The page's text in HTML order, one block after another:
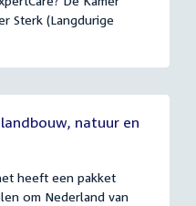
Sterk (Langdurige
natuur en
heeft een pakket
om Nederland van